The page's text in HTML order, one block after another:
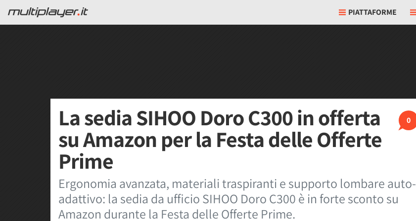
PIATTAFORME
0
La sedia SIHOO Doro C300 in offerta
su Amazon per la Festa delle Offerte
Prime
Ergonomia avanzata, materiali traspiranti e supporto lombare auto-
adattivo: la sedia da ufficio SIHOO Doro C300 è in forte sconto su
Amazon durante la Festa delle Offerte Prime.